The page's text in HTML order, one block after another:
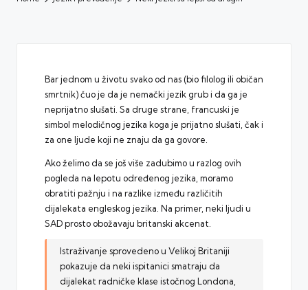
Bar jednom u životu svako od nas (bio filolog ili običan
smrtnik) čuo je da je nemački jezik grub i da ga je
neprijatno slušati. Sa druge strane, francuski je
simbol melodičnog jezika koga je prijatno slušati, čak i
za one ljude koji ne znaju da ga govore.
Ako želimo da se još više zadubimo u razlog ovih
pogleda na lepotu određenog jezika, moramo
obratiti pažnju i na razlike između različitih
dijalekata engleskog jezika. Na primer, neki ljudi u
SAD prosto obožavaju britanski akcenat.
Istraživanje sprovedeno u Velikoj Britaniji
pokazuje da neki ispitanici smatraju da
dijalekat radničke klase istočnog Londona,